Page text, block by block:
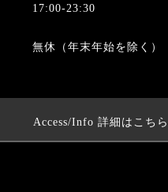
17:00-23:30
無休（年末年始を除く）
Access/Info 詳細はこちら